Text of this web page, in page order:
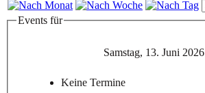
Events für
Samstag, 13. Juni 2026
Keine Termine